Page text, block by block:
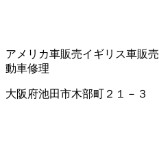
アメリカ車販売イギリス車販売
動車修理
大阪府池田市木部町２１－３